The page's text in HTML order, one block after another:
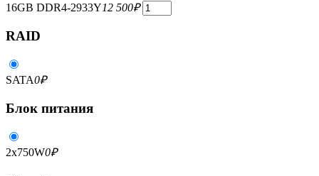
16GB DDR4-2933Y12 500₽
RAID
SATA0₽
Блок питания
2x750W0₽